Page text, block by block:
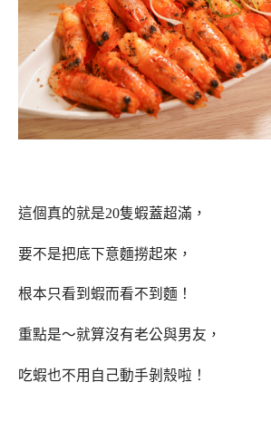
這個真的就是20隻蝦蓋超滿，
要不是把底下意麵撈起來，
根本只看到蝦而看不到麵！
重點是～就算沒有老公與男友，
吃蝦也不用自己動手剝殼啦！